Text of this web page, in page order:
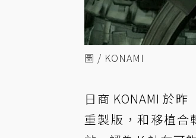
圖 / KONAMI
日商 KONAMI 於
重製版，和移植合